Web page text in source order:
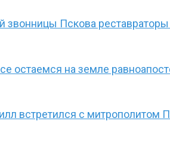
звонницы Пскова
остаемся на земле
встретился с митрополитом